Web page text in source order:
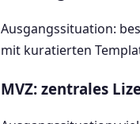
Ausgangssituation:
mit kuratierten
MVZ: zentrales